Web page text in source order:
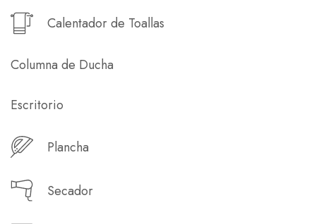
Calentador de Toallas
Columna de Ducha
Escritorio
Plancha
Secador